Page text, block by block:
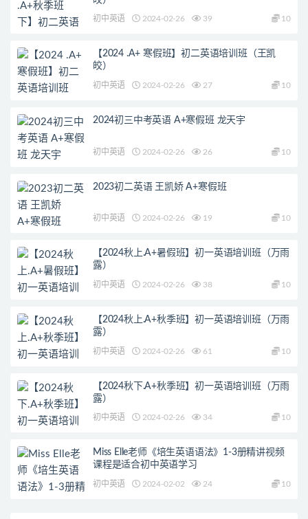
初中英语 2024-02-26 39 10
【2024 .A+ 寒假班】初二英语培训班（王凯
皎）
初中英语 2024-02-26 27 10
2024初三中考英语 A+寒假班 龙天宇
初中英语 2024-02-26 26 10
2023初二英语 王凯娇 A+寒假班
初中英语 2024-02-26 19 10
【2024秋上.A+暑假班】初一英语培训班（万雨
露）
初中英语 2024-02-26 38 10
【2024秋上.A+秋季班】初一英语培训班（万雨
露）
初中英语 2024-02-26 61 10
【2024秋下.A+秋季班】初一英语培训班（万雨
露）
初中英语 2024-02-26 34 10
Miss Elle老师《培生英语语法》1-3册精讲视频
课程是适合初中英语学习
初中英语 2024-02-02 24 10